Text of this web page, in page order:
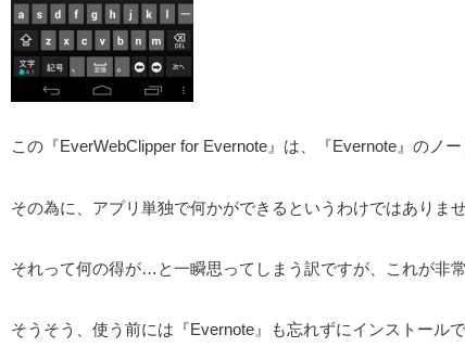
この『EverWebClipper for Evernote』は、『Evernote』のノ
その為に、アプリ単独で何かができるというわけではありませ
それって何の得が…と一瞬思ってしまう訳ですが、これが非
そうそう、使う前には『Evernote』も忘れずにインストールで